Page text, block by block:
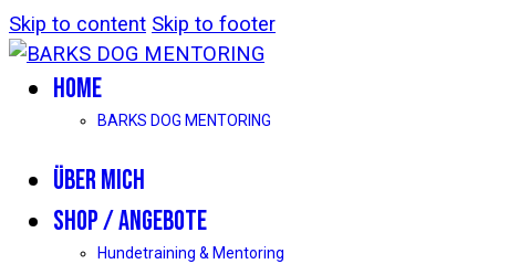
Skip to content Skip to footer
HOME
BARKS DOG MENTORING
ÜBER MICH
SHOP / ANGEBOTE
Hundetraining & Mentoring